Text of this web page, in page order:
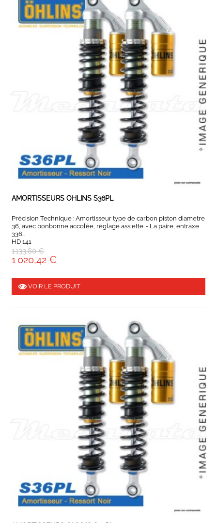
EXPEDIÉ SOUS 5 À 10 JOURS
AMORTISSEURS OHLINS S36PL
Précision Technique : Amortisseur type de carbon piston diametre
36, avec bonbonne accolée, réglage assiette. - La paire, entraxe
336...
HD 141
1 133,80 €
1 020,42 €
VOIR LE PRODUIT